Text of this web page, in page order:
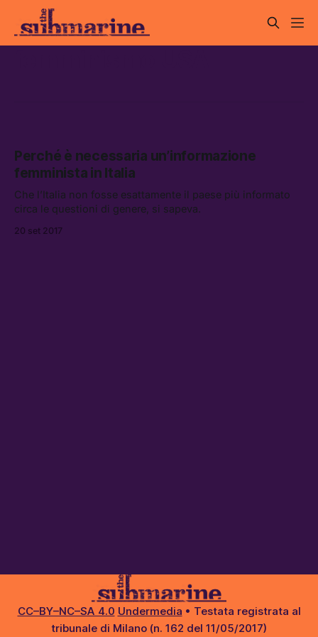
Perché è necessaria un’informazione
femminista in Italia
Che l’Italia non fosse esattamente il paese più informato
circa le questioni di genere, si sapeva.
20 set 2017
CC–BY–NC–SA 4.0 Undermedia • Testata registrata al
tribunale di Milano (n. 162 del 11/05/2017)